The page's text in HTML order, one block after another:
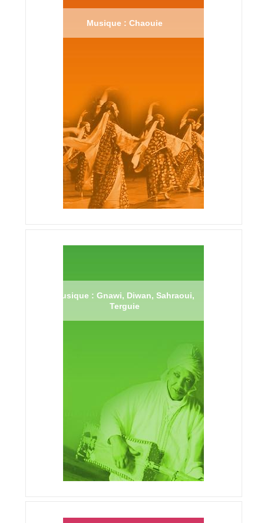
Musique : Chaouie
Musique : Gnawi, Diwan, Sahraoui,
Terguie